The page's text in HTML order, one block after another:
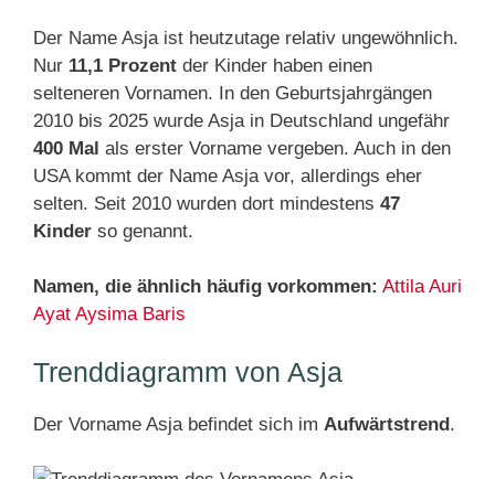
Der Name Asja ist heutzutage relativ ungewöhnlich.
Nur 11,1 Prozent der Kinder haben einen
selteneren Vornamen. In den Geburtsjahrgängen
2010 bis 2025 wurde Asja in Deutschland ungefähr
400 Mal als erster Vorname vergeben. Auch in den
USA kommt der Name Asja vor, allerdings eher
selten. Seit 2010 wurden dort mindestens 47
Kinder so genannt.
Namen, die ähnlich häufig vorkommen: Attila Auri
Ayat Aysima Baris
Trenddiagramm von Asja
Der Vorname Asja befindet sich im Aufwärtstrend.